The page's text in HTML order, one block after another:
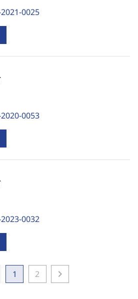
0025
0053
0032
1 2 chevron_right